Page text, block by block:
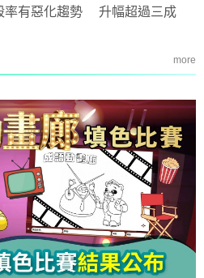
率有惡化趨勢 升幅超過三成
more